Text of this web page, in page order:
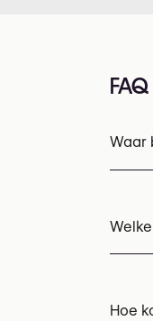
FAQ
Waar
PRP
Hoe